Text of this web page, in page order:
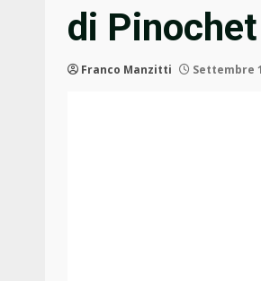
di Pinochet
Franco Manzitti Settembre